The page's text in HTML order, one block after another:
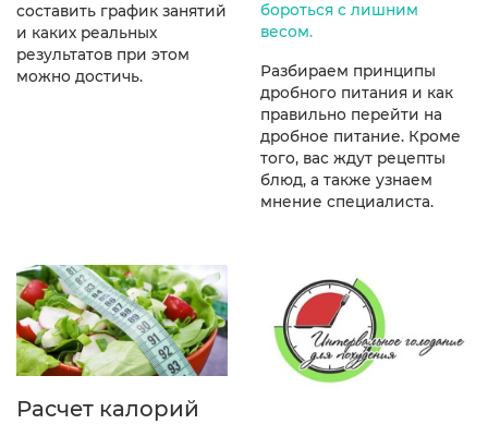
составить график занятий
и каких реальных
результатов при этом
можно достичь.
бороться с лишним
весом.
Разбираем принципы
дробного питания и как
правильно перейти на
дробное питание. Кроме
того, вас ждут рецепты
блюд, а также узнаем
мнение специалиста.
Расчет калорий